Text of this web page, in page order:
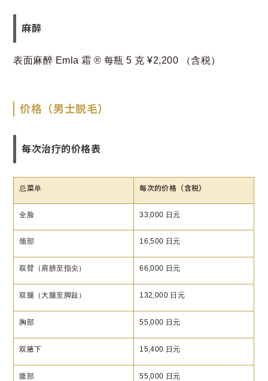
麻醉
表面麻醉 Emla 霜 ®️ 每瓶 5 克 ¥2,200 （含税）
价格（男士脱毛）
每次治疗的价格表
总菜单 每次的价格（含税）
全脸 33,000 日元
颈部 16,500 日元
双臂（肩膀至指尖） 66,000 日元
双腿（大腿至脚趾） 132,000 日元
胸部 55,000 日元
双腋下 15,400 日元
腹部 55,000 日元